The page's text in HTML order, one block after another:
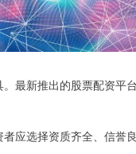
最新推出的股票配资平
应选择资质齐全、信誉